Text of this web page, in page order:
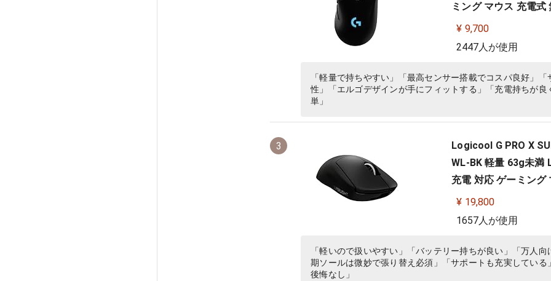
ミング マウス 充電
ファイナルファンタ
¥ 9,700
2447人が使用
「軽量で持ちやすい」「最高センサー搭載でコスパ良好」
性」「エルゴデザインが手にフィットする」「充電持ちが
単」
3
Logicool G PRO X
WL-BK 軽量 63g未満
充電 対応 ゲーミン
¥ 19,800
1657人が使用
「軽いので扱いやすい」「バッテリー持ちが良い」「万人
期ソールは微妙で張り替え必須」「サポートも充実してい
後悔なし」